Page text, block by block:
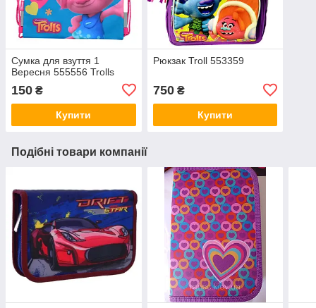
Сумка для взуття 1
Вересня 555556 Trolls
150 ₴
Купити
Рюкзак Troll 553359
750₴
Купити
Подібні товари компанії